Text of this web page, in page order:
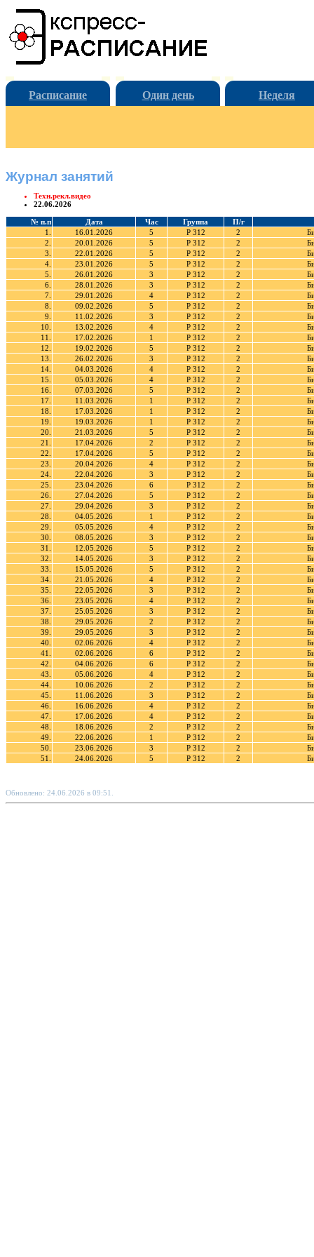
Расписание Один день Неделя
Журнал занятий
Техн.рекл.видео
22.06.2026
№ п.п Дата Час Группа
П/г
1.
16.01.2026 5 Р 312 2
2.
20.01.2026 5 Р 312 2
3.
22.01.2026 5 Р 312 2
4.
23.01.2026 5 Р 312 2
5.
26.01.2026 3 Р 312 2
6.
28.01.2026 3 Р 312 2
7.
29.01.2026 4 Р 312 2
8.
09.02.2026 5 Р 312 2
9.
11.02.2026 3 Р 312 2
10.
13.02.2026 4 Р 312 2
11.
17.02.2026 1 Р 312 2
12.
19.02.2026 5 Р 312 2
13.
26.02.2026 3 Р 312 2
14.
04.03.2026 4 Р 312 2
15.
05.03.2026 4 Р 312 2
16.
07.03.2026 5 Р 312 2
17.
11.03.2026 1 Р 312 2
18.
17.03.2026 1 Р 312 2
19.
19.03.2026 1 Р 312 2
20.
21.03.2026 5 Р 312 2
21.
17.04.2026 2 Р 312 2
22.
17.04.2026 5 Р 312 2
23.
20.04.2026 4 Р 312 2
24.
22.04.2026 3 Р 312 2
25.
23.04.2026 6 Р 312 2
26.
27.04.2026 5 Р 312 2
27.
29.04.2026 3 Р 312 2
28.
04.05.2026 1 Р 312 2
29.
05.05.2026 4 Р 312 2
30.
08.05.2026 3 Р 312 2
31.
12.05.2026 5 Р 312 2
32.
14.05.2026 3 Р 312 2
33.
15.05.2026 5 Р 312 2
34.
21.05.2026 4 Р 312 2
35.
22.05.2026 3 Р 312 2
36.
23.05.2026 4 Р 312 2
37.
25.05.2026 3 Р 312 2
38.
29.05.2026 2 Р 312 2
39.
29.05.2026 3 Р 312 2
40.
02.06.2026 4 Р 312 2
41.
02.06.2026 6 Р 312 2
42.
04.06.2026 6 Р 312 2
43.
05.06.2026 4 Р 312 2
44.
10.06.2026 2 Р 312 2
45.
11.06.2026 3 Р 312 2
46.
16.06.2026 4 Р 312 2
47.
17.06.2026 4 Р 312 2
48.
18.06.2026 2 Р 312 2
49.
22.06.2026 1 Р 312 2
50.
23.06.2026 3 Р 312 2
51.
24.06.2026 5 Р 312 2
Обновлено: 24.06.2026 в 09:51.